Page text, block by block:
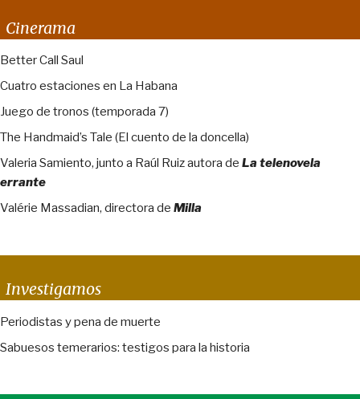
Cinerama
Better Call Saul
Cuatro estaciones en La Habana
Juego de tronos (temporada 7)
The Handmaid’s Tale (El cuento de la doncella)
Valeria Samiento, junto a Raúl Ruiz autora de La telenovela
errante
Valérie Massadian, directora de Milla
Investigamos
Periodistas y pena de muerte
Sabuesos temerarios: testigos para la historia